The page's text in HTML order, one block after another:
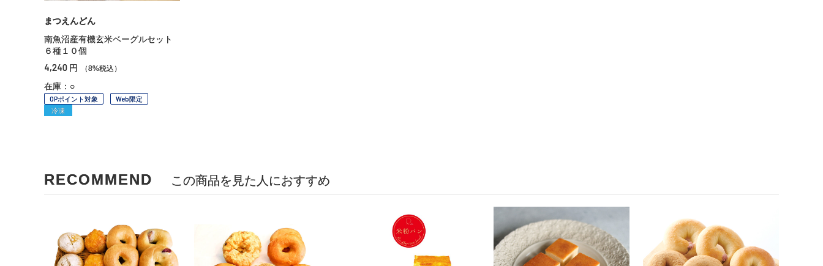
まつえんどん
南魚沼産有機玄米ベーグルセット
６種１０個
4,240 円 （8%税込）
在庫：○
OPポイント対象
Web限定
冷凍
RECOMMEND この商品を見た人におすすめ